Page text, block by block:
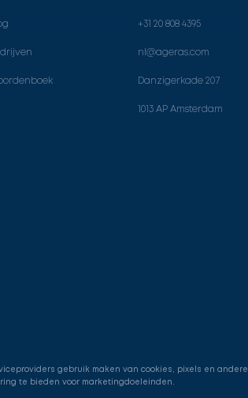
+31 20 808 4395
nl@ageras.com
Danzigerkade 207
1013 AP Amsterdam
gebruik maken van cookies, pixels en andere
te bieden voor marketingdoeleinden.